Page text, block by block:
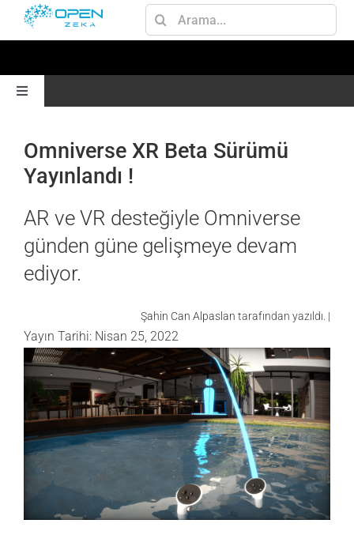
Ara:
Toggle
GEN AI
JETSON
OMNIVERSE
VERİ MERKEZİ
OYUN
SAĞLIK
Omniverse XR Beta Sürümü
Yayınlandı !
AR ve VR desteğiyle Omniverse
günden güne gelişmeye devam
ediyor.
Şahin Can Alpaslan tarafından yazıldı. |
Yayın Tarihi: Nisan 25, 2022